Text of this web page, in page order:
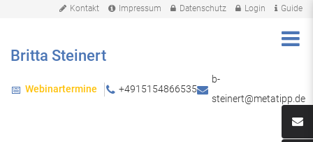
Kontakt Impressum Datenschutz Login Guide
Britta Steinert
📅 Webinartermine +4915154866535
b-
steinert@metatipp.de